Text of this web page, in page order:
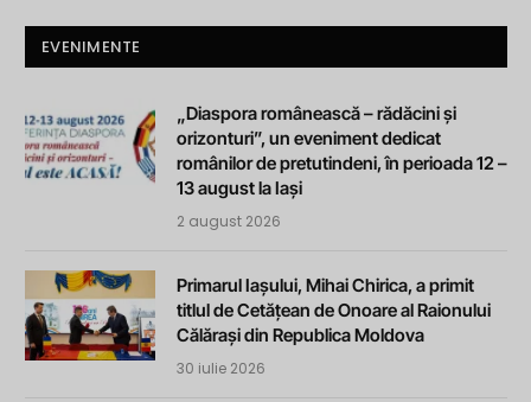
EVENIMENTE
„Diaspora românească – rădăcini și
orizonturi”, un eveniment dedicat
românilor de pretutindeni, în perioada 12 –
13 august la Iași
2 august 2026
Primarul Iașului, Mihai Chirica, a primit
titlul de Cetățean de Onoare al Raionului
Călărași din Republica Moldova
30 iulie 2026